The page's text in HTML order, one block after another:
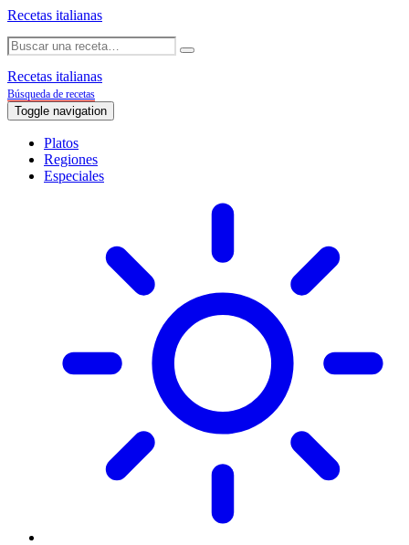
Recetas italianas
Recetas italianas
Búsqueda de recetas
Toggle navigation
Platos
Regiones
Especiales